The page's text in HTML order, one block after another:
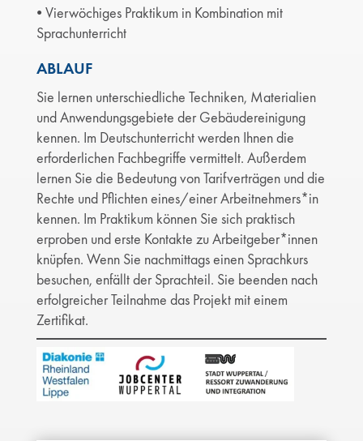
• Vierwöchiges Praktikum in Kombination mit
Sprachunterricht
ABLAUF
Sie lernen unterschiedliche Techniken, Materialien
und Anwendungsgebiete der Gebäudereinigung
kennen. Im Deutschunterricht werden Ihnen die
erforderlichen Fachbegriffe vermittelt. Außerdem
lernen Sie die Bedeutung von Tarifverträgen und die
Rechte und Pflichten eines/einer Arbeitnehmers*in
kennen. Im Praktikum können Sie sich praktisch
erproben und erste Kontakte zu Arbeitgeber*innen
knüpfen. Wenn Sie nachmittags einen Sprachkurs
besuchen, enfällt der Sprachteil. Sie beenden nach
erfolgreicher Teilnahme das Projekt mit einem
Zertifikat.